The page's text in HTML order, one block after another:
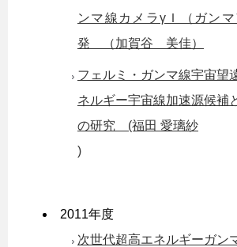
ンマ線カメラγＩ（ガン
発 （加賀谷 美佳）
フェルミ・ガンマ線宇宙望
ネルギー宇宙線加速源候補
の研究 (福田 愛璃紗
)
2011年度
次世代超高エネルギーガン